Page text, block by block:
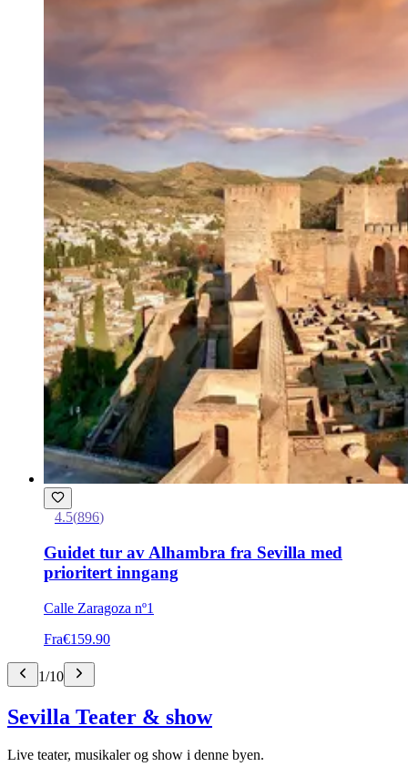
4.5(896)
Guidet tur av Alhambra fra Sevilla med
prioritert inngang
Calle Zaragoza nº1
Fra€159.90
1/10
Sevilla Teater & show
Live teater, musikaler og show i denne byen.